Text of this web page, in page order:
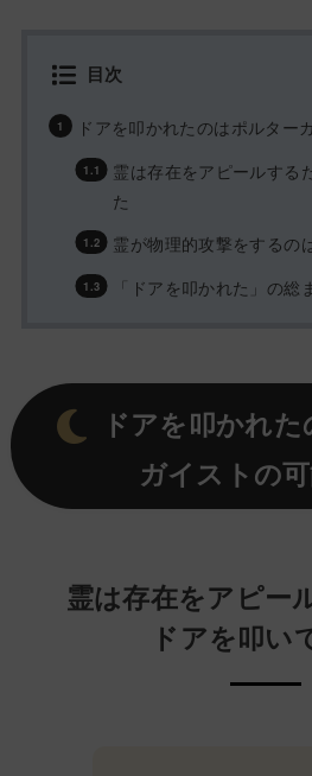
目次
ドアを叩かれたのはポルター
霊は存在をアピールする
た
霊が物理的攻撃をするの
「ドアを叩かれた」の総
ドアを叩かれ
ガイストの
霊は存在をアピー
ドアを叩い